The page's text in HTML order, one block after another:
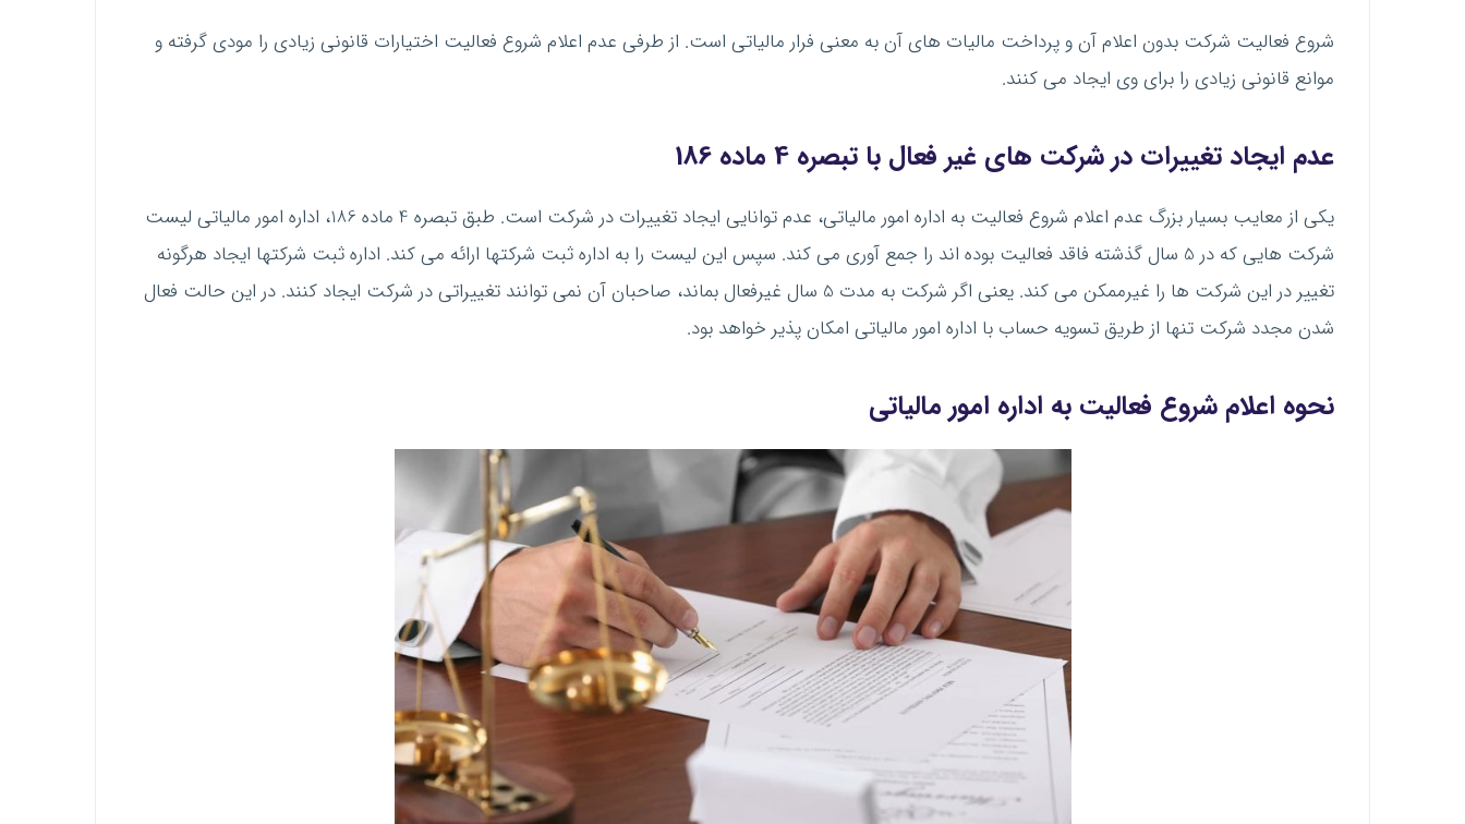
شروع فعالیت شرکت بدون اعلام آن و پرداخت مالیات های آن به معنی فرار مالیاتی است. از طرفی عدم اعلام شروع فعالیت اختیارات قانونی زیادی را مودی گرفته و
موانع قانونی زیادی را برای وی ایجاد می کنند.
عدم ایجاد تغییرات در شرکت های غیر فعال با تبصره 4 ماده 186
یکی از معایب بسیار بزرگ عدم اعلام شروع فعالیت به اداره امور مالیاتی، عدم توانایی ایجاد تغییرات در شرکت است. طبق تبصره 4 ماده 186، اداره امور مالیاتی لیست
شرکت هایی که در 5 سال گذشته فاقد فعالیت بوده اند را جمع آوری می کند. سپس این لیست را به اداره ثبت شرکتها ارائه می کند. اداره ثبت شرکتها ایجاد هرگونه
تغییر در این شرکت ها را غیرممکن می کند. یعنی اگر شرکت به مدت 5 سال غیرفعال بماند، صاحبان آن نمی توانند تغییراتی در شرکت ایجاد کنند. در این حالت فعال
شدن مجدد شرکت تنها از طریق تسویه حساب با اداره امور مالیاتی امکان پذیر خواهد بود.
نحوه اعلام شروع فعالیت به اداره امور مالیاتی